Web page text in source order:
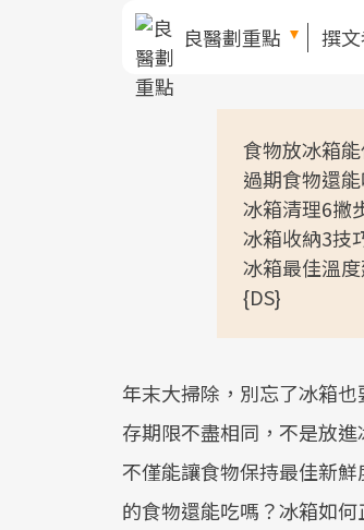
良醫劃重點 撰文
食物放冰箱
過期食物還
冰箱清理6撇
冰箱收納3技
冰箱最佳溫
{DS}
年末大掃除，別忘了冰箱
存期限不盡相同，不是放
不僅能讓食物保持最佳新
的食物還能吃嗎？冰箱如